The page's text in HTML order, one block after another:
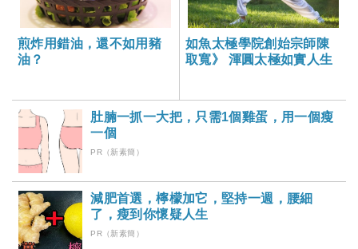
煎炸用錯油，還不如用豬
油？
如魚太極學院創始宗師陳
取寬》 渾圓太極如實人生
肚腩一抓一大把，只需1個雞蛋，用一個瘦
一個
PR（新素簡）
減肥首選，檸檬加它，堅持一週，腰細
了，瘦到你懷疑人生
PR（新素簡）